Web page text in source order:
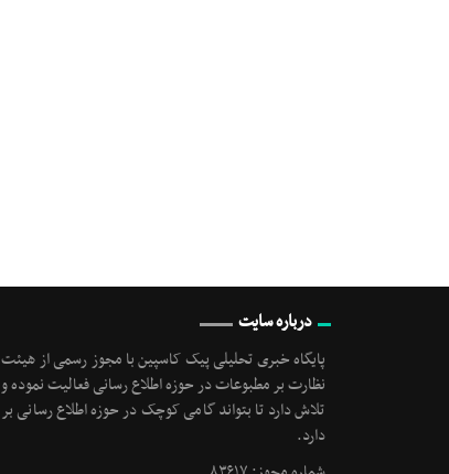
درباره سایت
پایگاه خبری تحلیلی پیک کاسپین با مجوز رسمی از هیئت
نظارت بر مطبوعات در حوزه اطلاع رسانی فعالیت نموده و
تلاش دارد تا بتواند گامی کوچک در حوزه اطلاع رسانی بر
دارد.